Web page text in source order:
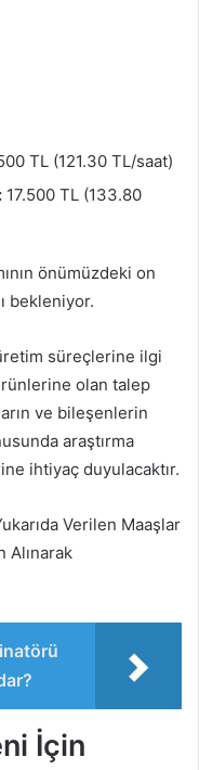
TL (121.30 TL/saat)
17.500 TL (133.80
önümüzdeki on
bekleniyor.
süreçlerine ilgi
olan talep
ve bileşenlerin
araştırma
ihtiyaç duyulacaktır.
Verilen Maaşlar
Alınarak
İçin